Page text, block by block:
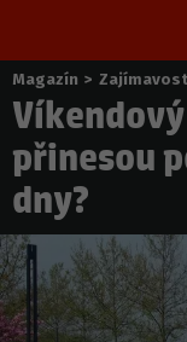
Nacházíte
se
zde:
Magazín >
přinesou
dny?